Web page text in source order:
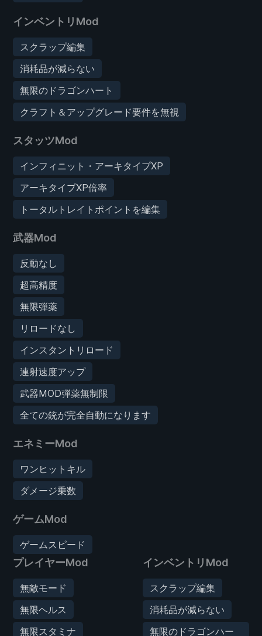
インベントリMod
スクラップ編集
消耗品が減らない
無限のドラゴンハート
クラフト＆アップグレード要件を無視
スタッツMod
インフィニット・アーキタイプXP
アーキタイプXP倍率
トータルトレイトポイントを編集
武器Mod
反動なし
超高精度
無限弾薬
リロードなし
インスタントリロード
連射速度アップ
武器MOD弾薬無制限
全ての銃が完全自動になります
エネミーMod
ワンヒットキル
ダメージ乗数
ゲームMod
ゲームスピード
プレイヤーMod
無敵モード
無限ヘルス
無限スタミナ
インベントリMod
スクラップ編集
消耗品が減らない
無限のドラゴンハー